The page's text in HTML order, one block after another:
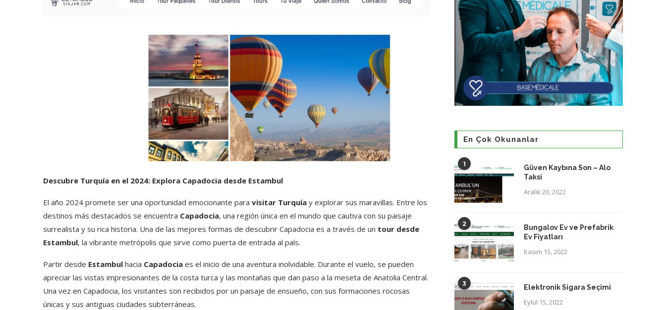
Descubre Turquía en el 2024: Explora Capadocia desde Estambul
El año 2024 promete ser una oportunidad emocionante para visitar Turquía y explorar sus maravillas. Entre los
destinos más destacados se encuentra Capadocia, una región única en el mundo que cautiva con su paisaje
surrealista y su rica historia. Una de las mejores formas de descubrir Capadocia es a través de un tour desde
Estambul, la vibrante metrópolis que sirve como puerta de entrada al país.
Partir desde Estambul hacia Capadocia es el inicio de una aventura inolvidable. Durante el vuelo, se pueden
apreciar las vistas impresionantes de la costa turca y las montañas que dan paso a la meseta de Anatolia Central.
Una vez en Capadocia, los visitantes son recibidos por un paisaje de ensueño, con sus formaciones rocosas
únicas y sus antiguas ciudades subterráneas.
En Çok Okunanlar
1
Güven Kaybına Son – Alo
Taksi
Aralık 20, 2022
2
Bungalov Ev ve Prefabrik
Ev Fiyatları
Kasım 15, 2022
3 Elektronik Sigara Seçimi
Eylül 15, 2022